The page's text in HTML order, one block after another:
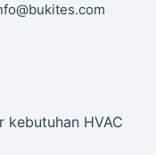
kebutuhan HVAC